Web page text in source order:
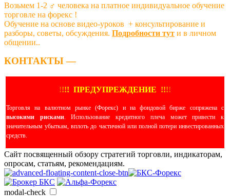
Возьмем 1-2 ‍♂️ человека на платное индивидуальное обучение
торговле на форекс !
Обучение на основе видео-уроков ️ + консультирование и
разборы, советы, обсуждения. Подробности тут и в личном
общении..
КОНТАКТЫ —
!!!! ПРЕДУПРЕЖДЕНИЕ !!!!
Торговля на валютном рынке (Форекс) и на фондовой бирже сопряжена с
высокими рисками. Использование кредитного плеча может привести к
значительным убыткам, вплоть до частичной или полной потери инвестированных
средств.
Сайт посвященный обзору стратегий торговли, индикаторам,
опросам, статьям, рекомендациям.
modal-check